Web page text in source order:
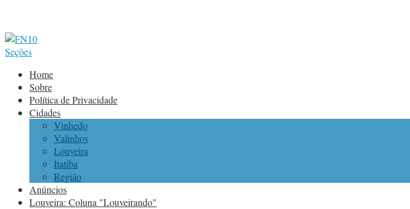
Seções
Home
Sobre
Política de Privacidade
Cidades
Vinhedo
Valinhos
Louveira
Itatiba
Região
Anúncios
Louveira: Coluna "Louveirando"